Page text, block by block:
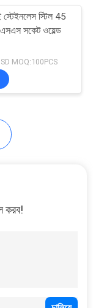
স্টিল 45
সকেট ওয়েল্ড
MOQ:100PCS
করব!